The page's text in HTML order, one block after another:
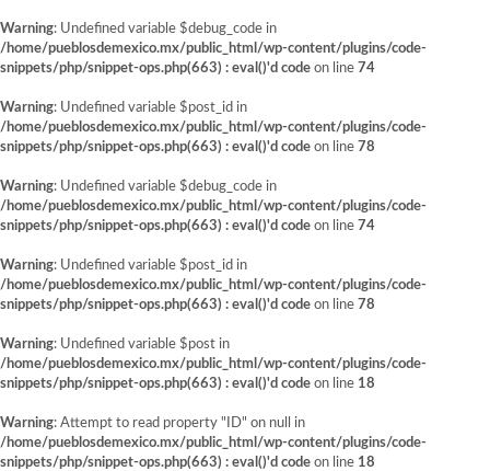
Warning: Undefined variable $debug_code in
/home/pueblosdemexico.mx/public_html/wp-content/plugins/code-
snippets/php/snippet-ops.php(663) : eval()'d code on line 74
Warning: Undefined variable $post_id in
/home/pueblosdemexico.mx/public_html/wp-content/plugins/code-
snippets/php/snippet-ops.php(663) : eval()'d code on line 78
Warning: Undefined variable $debug_code in
/home/pueblosdemexico.mx/public_html/wp-content/plugins/code-
snippets/php/snippet-ops.php(663) : eval()'d code on line 74
Warning: Undefined variable $post_id in
/home/pueblosdemexico.mx/public_html/wp-content/plugins/code-
snippets/php/snippet-ops.php(663) : eval()'d code on line 78
Warning: Undefined variable $post in
/home/pueblosdemexico.mx/public_html/wp-content/plugins/code-
snippets/php/snippet-ops.php(663) : eval()'d code on line 18
Warning: Attempt to read property "ID" on null in
/home/pueblosdemexico.mx/public_html/wp-content/plugins/code-
snippets/php/snippet-ops.php(663) : eval()'d code on line 18